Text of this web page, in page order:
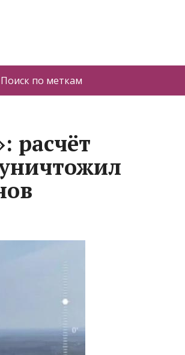
Поиск по меткам
расчёт